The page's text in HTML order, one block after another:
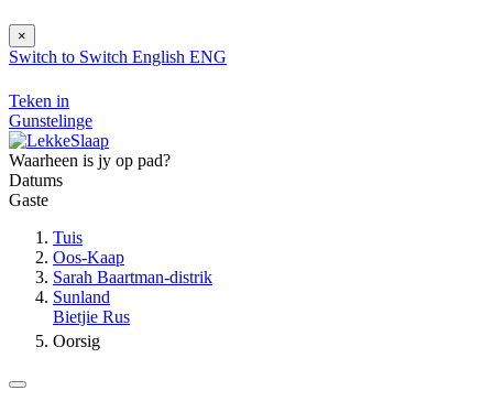
×
Switch to Switch English ENG
Teken in
Gunstelinge
Waarheen is jy op pad?
Datums
Gaste
Tuis
Oos-Kaap
Sarah Baartman-distrik
Sunland
Bietjie Rus
Oorsig